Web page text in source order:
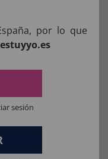
a crianças
fogo.
CLIENTES
por lo que
sesión